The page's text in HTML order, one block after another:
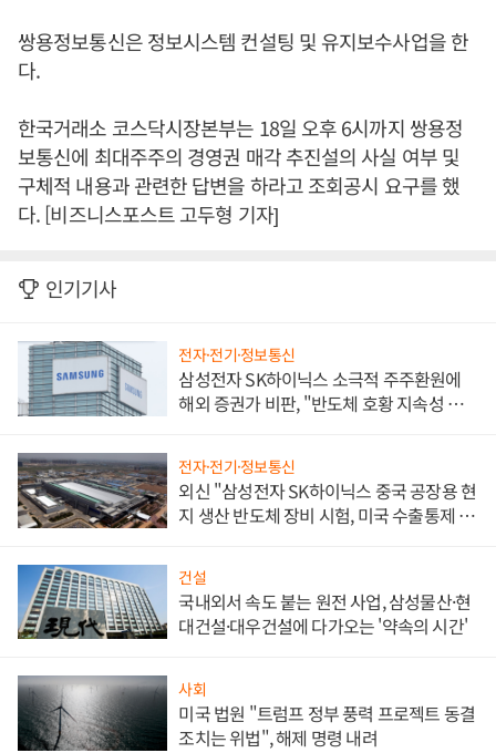
쌍용정보통신은 정보시스템 컨설팅 및 유지보수사업을 한
다.
한국거래소 코스닥시장본부는 18일 오후 6시까지 쌍용정
보통신에 최대주주의 경영권 매각 추진설의 사실 여부 및
구체적 내용과 관련한 답변을 하라고 조회공시 요구를 했
다. [비즈니스포스트 고두형 기자]
인기기사
전자·전기·정보통신
삼성전자 SK하이닉스 소극적 주주환원에
해외 증권가 비판, "반도체 호황 지속성 의
전자·전기·정보통신
외신 "삼성전자 SK하이닉스 중국 공장용 현
지 생산 반도체 장비 시험, 미국 수출통제 대
건설
국내외서 속도 붙는 원전 사업, 삼성물산·현
대건설·대우건설에 다가오는 '약속의 시간'
사회
미국 법원 "트럼프 정부 풍력 프로젝트 동결
조치는 위법", 해제 명령 내려